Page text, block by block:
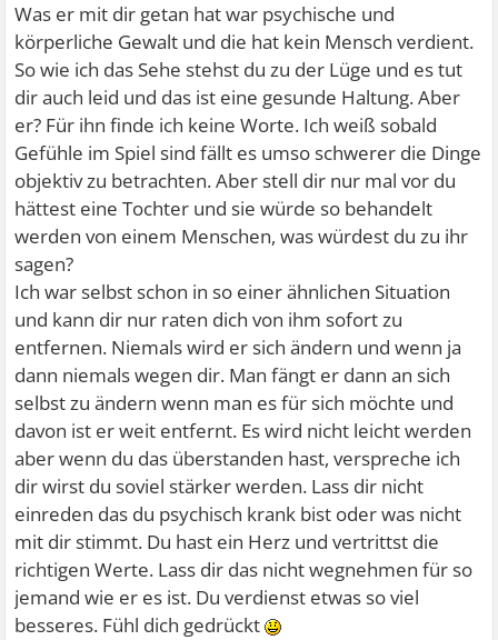
Was er mit dir getan hat war psychische und
körperliche Gewalt und die hat kein Mensch verdient.
So wie ich das Sehe stehst du zu der Lüge und es tut
dir auch leid und das ist eine gesunde Haltung. Aber
er? Für ihn finde ich keine Worte. Ich weiß sobald
Gefühle im Spiel sind fällt es umso schwerer die Dinge
objektiv zu betrachten. Aber stell dir nur mal vor du
hättest eine Tochter und sie würde so behandelt
werden von einem Menschen, was würdest du zu ihr
sagen?
Ich war selbst schon in so einer ähnlichen Situation
und kann dir nur raten dich von ihm sofort zu
entfernen. Niemals wird er sich ändern und wenn ja
dann niemals wegen dir. Man fängt er dann an sich
selbst zu ändern wenn man es für sich möchte und
davon ist er weit entfernt. Es wird nicht leicht werden
aber wenn du das überstanden hast, verspreche ich
dir wirst du soviel stärker werden. Lass dir nicht
einreden das du psychisch krank bist oder was nicht
mit dir stimmt. Du hast ein Herz und vertrittst die
richtigen Werte. Lass dir das nicht wegnehmen für so
jemand wie er es ist. Du verdienst etwas so viel
besseres. Fühl dich gedrückt